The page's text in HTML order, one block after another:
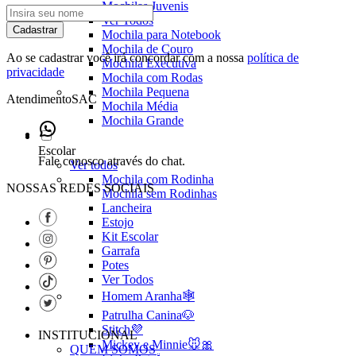
Mochilas Juvenis
Ver Todos
Mochila para Notebook
Mochila de Couro
Mochila Executiva
Mochila com Rodas
Mochila Pequena
Mochila Média
Mochila Grande
Escolar
Ver todos
Mochila com Rodinha
Mochila sem Rodinhas
Lancheira
Estojo
Kit Escolar
Garrafa
Potes
Ver Todos
Homem Aranha🕸️
Patrulha Canina🐶
Stitch💜
Mickey e Minnie🐭🎀
Cadastrar
Ao se cadastrar você irá concordar com a nossa política de
privacidade
AtendimentoSAC
Fale conosco através do chat.
NOSSAS REDES SOCIAIS
INSTITUCIONAL
QUEM SOMOS